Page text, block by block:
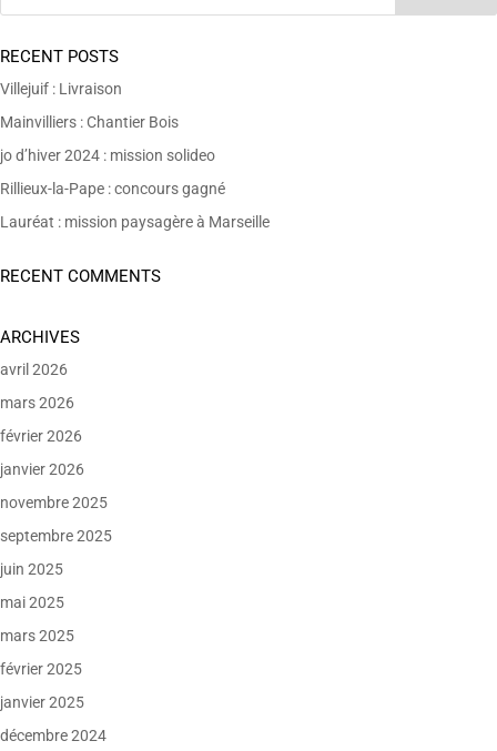
RECENT POSTS
Villejuif : Livraison
Mainvilliers : Chantier Bois
jo d’hiver 2024 : mission solideo
Rillieux-la-Pape : concours gagné
Lauréat : mission paysagère à Marseille
RECENT COMMENTS
ARCHIVES
avril 2026
mars 2026
février 2026
janvier 2026
novembre 2025
septembre 2025
juin 2025
mai 2025
mars 2025
février 2025
janvier 2025
décembre 2024